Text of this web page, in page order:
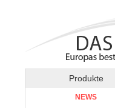
Produkte
NEWS